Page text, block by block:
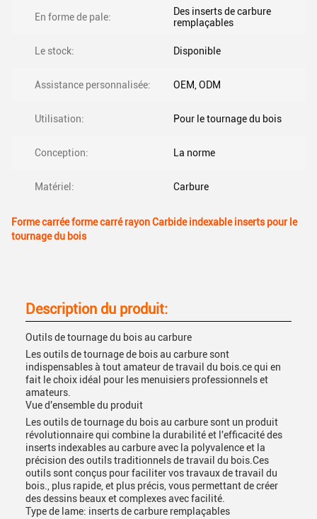
En forme de pale:
Des inserts de carbure
remplaçables
Le stock: Disponible
Assistance personnalisée: OEM, ODM
Utilisation: Pour le tournage du bois
Conception: La norme
Matériel: Carbure
Forme carrée forme carré rayon Carbide indexable inserts pour le
tournage du bois
Description du produit:
Outils de tournage du bois au carbure
Les outils de tournage de bois au carbure sont
indispensables à tout amateur de travail du bois.ce qui en
fait le choix idéal pour les menuisiers professionnels et
amateurs.
Vue d'ensemble du produit
Les outils de tournage du bois au carbure sont un produit
révolutionnaire qui combine la durabilité et l'efficacité des
inserts indexables au carbure avec la polyvalence et la
précision des outils traditionnels de travail du bois.Ces
outils sont conçus pour faciliter vos travaux de travail du
bois., plus rapide, et plus précis, vous permettant de créer
des dessins beaux et complexes avec facilité.
Type de lame: inserts de carbure remplaçables